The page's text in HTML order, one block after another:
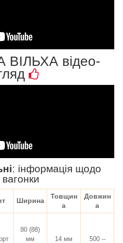
відео-
: інформація щодо
вагонки
Ширина
Товщин
а
Довжин
а
80 (88)
мм
14 мм
500 --